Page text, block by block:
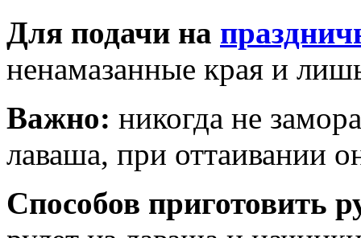
Для подачи на
ненамазанные края и
Важно: никогда не
лаваша, при оттаивании
Способов приготовить